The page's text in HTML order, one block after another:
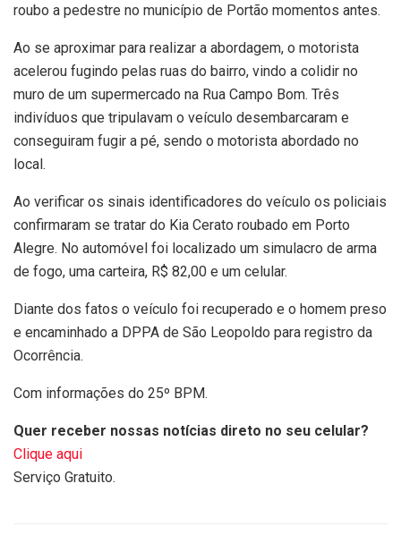
roubo a pedestre no município de Portão momentos antes.
Ao se aproximar para realizar a abordagem, o motorista
acelerou fugindo pelas ruas do bairro, vindo a colidir no
muro de um supermercado na Rua Campo Bom. Três
indivíduos que tripulavam o veículo desembarcaram e
conseguiram fugir a pé, sendo o motorista abordado no
local.
Ao verificar os sinais identificadores do veículo os policiais
confirmaram se tratar do Kia Cerato roubado em Porto
Alegre. No automóvel foi localizado um simulacro de arma
de fogo, uma carteira, R$ 82,00 e um celular.
Diante dos fatos o veículo foi recuperado e o homem preso
e encaminhado a DPPA de São Leopoldo para registro da
Ocorrência.
Com informações do 25º BPM.
Quer receber nossas notícias direto no seu celular?
Clique aqui
Serviço Gratuito.